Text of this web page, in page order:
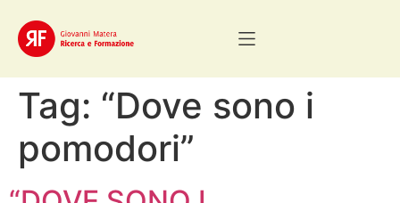
Tag: “Dove sono i
pomodori”